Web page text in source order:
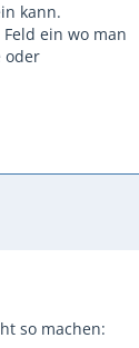
kann.
ein wo man
oder
so machen: